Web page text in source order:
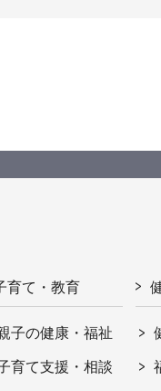
育て・教育
子の健康・福祉
育て支援・相談